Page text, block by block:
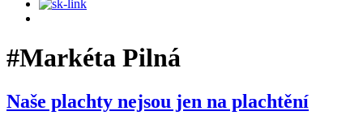
#Markéta Pilná
Naše plachty nejsou jen na plachtění